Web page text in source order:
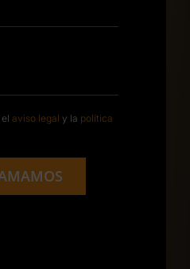
aviso legal y la política